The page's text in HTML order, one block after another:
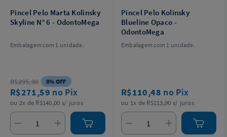
Pincel Pelo Marta Kolinsky
Skyline N° 6 - OdontoMega
Embalagem com 1 unidade.
R$295,90 8% OFF
R$271,59 no Pix
ou 2x de R$140,00 s/ juros
Pincel Pelo Kolinsky
Blueline Opaco -
OdontoMega
Embalagem com 1 unidade.
R$110,48 no Pix
ou 1x de R$113,90 s/ juros